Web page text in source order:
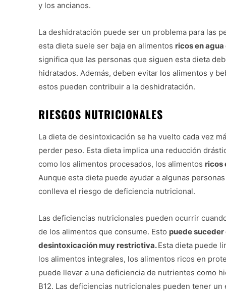
y los ancianos.
La deshidratación puede ser un problema para las
esta dieta suele ser baja en alimentos ricos en
significa que las personas que siguen esta dieta
hidratados. Además, deben evitar los alimentos y
estos pueden contribuir a la deshidratación.
RIESGOS NUTRICIONALES
La dieta de desintoxicación se ha vuelto cada vez
perder peso. Esta dieta implica una reducción
como los alimentos procesados, los alimentos ricos
Aunque esta dieta puede ayudar a algunas
conlleva el riesgo de deficiencia nutricional.
Las deficiencias nutricionales pueden ocurrir
de los alimentos que consume. Esto puede suceder
desintoxicación muy restrictiva.Esta dieta puede
los alimentos integrales, los alimentos ricos en
puede llevar a una deficiencia de nutrientes como
B12. Las deficiencias nutricionales pueden tener